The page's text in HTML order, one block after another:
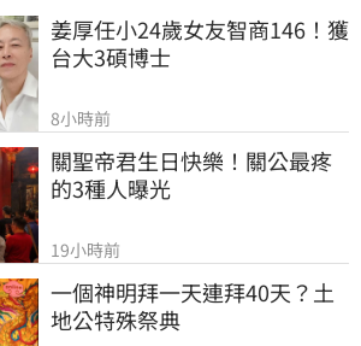
姜厚任小24歲女友智商146！獲
台大3碩博士
8小時前
關聖帝君生日快樂！關公最疼
的3種人曝光
19小時前
一個神明拜一天連拜40天？土
地公特殊祭典